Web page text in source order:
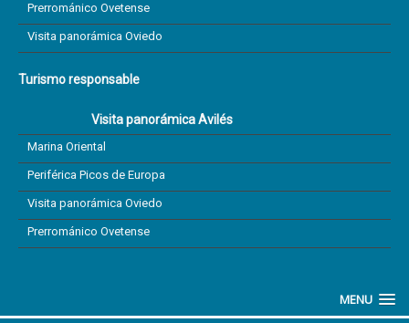
Prerrománico Ovetense
Visita panorámica Oviedo
Turismo responsable
Visita panorámica Avilés
Marina Oriental
Periférica Picos de Europa
Visita panorámica Oviedo
Prerrománico Ovetense
MENU